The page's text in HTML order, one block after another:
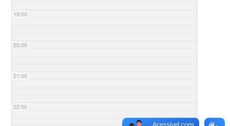
19:00
20:00
21:00
22:00